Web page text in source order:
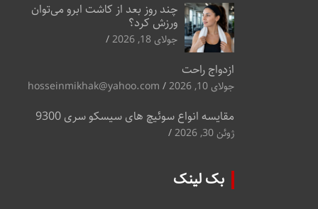
چند روز بعد از کاشت ابرو می‌توان
ورزش کرد؟
جولای 18, 2026
ازدواج راحت
جولای 10, 2026 hosseinmikhak@yahoo.com
مقایسه انواع سوئیچ های سیسکو سری 9300
ژوئن 30, 2026
بک لینک